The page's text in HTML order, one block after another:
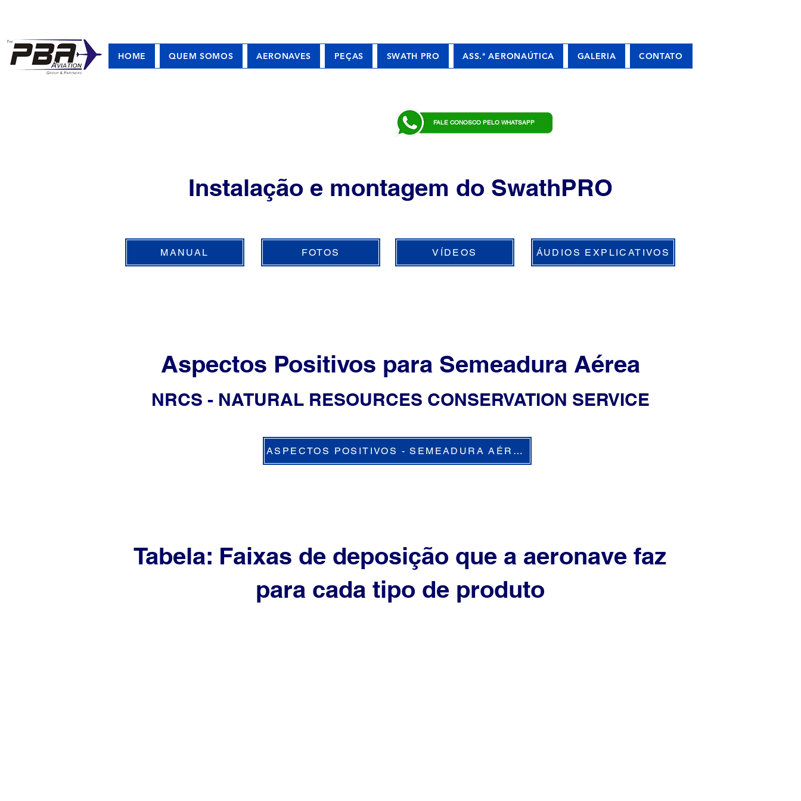
HOME QUEM SOMOS AERONAVES PEÇAS SWATH PRO ASS.ª AERONAÚTICA GALERIA CONTATO
FALE CONOSCO PELO WHATSAPP
Instalação e montagem do SwathPRO
MANUAL FOTOS VÍDEOS ÁUDIOS EXPLICATIVOS
Aspectos Positivos para Semeadura Aérea
NRCS - NATURAL RESOURCES CONSERVATION SERVICE
ASPECTOS POSITIVOS - SEMEADURA AÉREA
Tabela: Faixas de deposição que a aeronave faz
para cada tipo de produto